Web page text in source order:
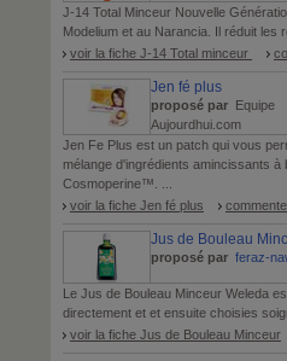
J-14 Total Minceur Nouvelle
Modelium et au Narancia. Il réduit les
voir la fiche J-14 Total minceur
Jen fé plus
proposé par Equipe
Aujourdhui.com
Jen Fe Plus est un patch qui vous
mélange d'ingrédients amincissants
Cosmoperine™. ...
voir la fiche Jen fé plus
Jus de Bouleau
proposé par feraz-
Le Jus de Bouleau Minceur Weleda
directement et et ensuite choisies
voir la fiche Jus de Bouleau Minceur